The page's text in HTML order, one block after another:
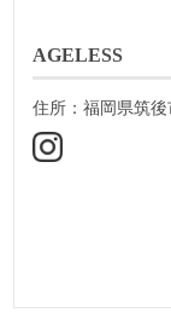
AGELESS
住所：福岡県筑後